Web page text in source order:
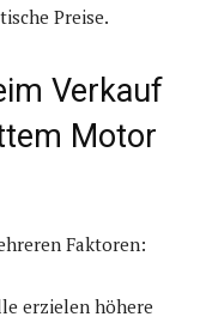
Preise.
Verkauf
Motor
Faktoren:
erzielen höhere